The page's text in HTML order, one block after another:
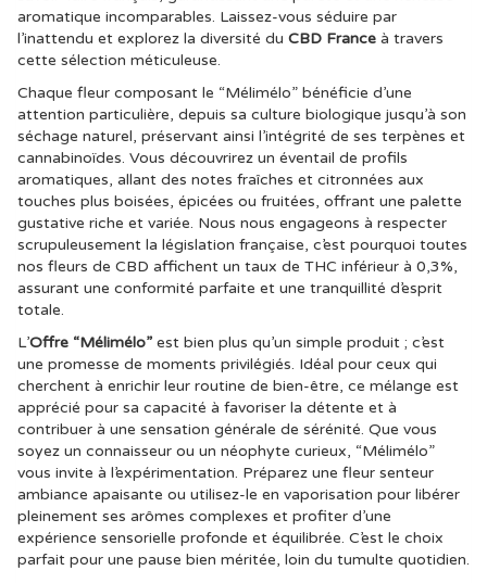
aromatique incomparables. Laissez-vous séduire par
l’inattendu et explorez la diversité du CBD France à travers
cette sélection méticuleuse.
Chaque fleur composant le “Mélimélo” bénéficie d’une
attention particulière, depuis sa culture biologique jusqu’à son
séchage naturel, préservant ainsi l’intégrité de ses terpènes et
cannabinoïdes. Vous découvrirez un éventail de profils
aromatiques, allant des notes fraîches et citronnées aux
touches plus boisées, épicées ou fruitées, offrant une palette
gustative riche et variée. Nous nous engageons à respecter
scrupuleusement la législation française, c’est pourquoi toutes
nos fleurs de CBD affichent un taux de THC inférieur à 0,3%,
assurant une conformité parfaite et une tranquillité d’esprit
totale.
L’Offre “Mélimélo” est bien plus qu’un simple produit ; c’est
une promesse de moments privilégiés. Idéal pour ceux qui
cherchent à enrichir leur routine de bien-être, ce mélange est
apprécié pour sa capacité à favoriser la détente et à
contribuer à une sensation générale de sérénité. Que vous
soyez un connaisseur ou un néophyte curieux, “Mélimélo”
vous invite à l’expérimentation. Préparez une fleur senteur
ambiance apaisante ou utilisez-le en vaporisation pour libérer
pleinement ses arômes complexes et profiter d’une
expérience sensorielle profonde et équilibrée. C’est le choix
parfait pour une pause bien méritée, loin du tumulte quotidien.